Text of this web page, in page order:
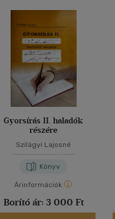
Gyorsírás II. haladók
részére
Szilágyi Lajosné
Könyv
Árinformációk
Borító ár: 3 000 Ft